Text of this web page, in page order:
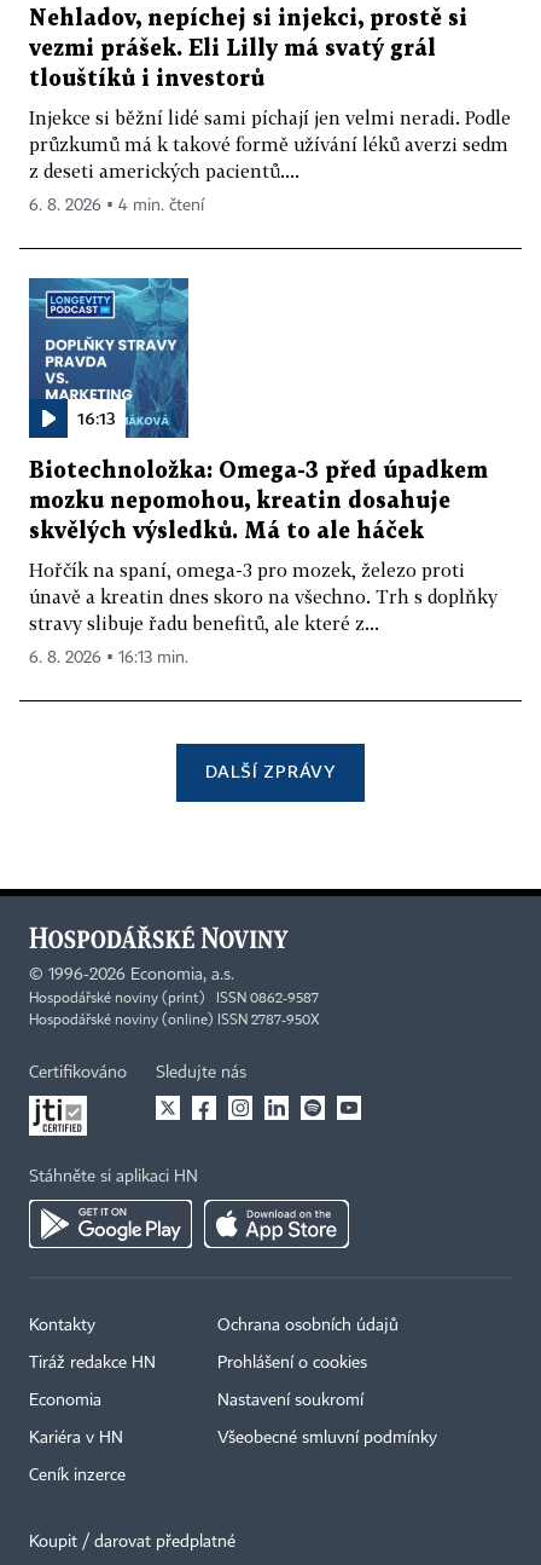
Nehladov, nepíchej si injekci, prostě si
vezmi prášek. Eli Lilly má svatý grál
tlouštíků i investorů
Injekce si běžní lidé sami píchají jen velmi neradi. Podle
průzkumů má k takové formě užívání léků averzi sedm
z deseti amerických pacientů....
6. 8. 2026 ▪ 4 min. čtení
16:13
Biotechnoložka: Omega-3 před úpadkem
mozku nepomohou, kreatin dosahuje
skvělých výsledků. Má to ale háček
Hořčík na spaní, omega-3 pro mozek, železo proti
únavě a kreatin dnes skoro na všechno. Trh s doplňky
stravy slibuje řadu benefitů, ale které z...
6. 8. 2026 ▪ 16:13 min.
DALŠÍ ZPRÁVY
© 1996-2026 Economia, a.s.
Hospodářské noviny (print) ISSN 0862-9587
Hospodářské noviny (online) ISSN 2787-950X
Certifikováno Sledujte nás
Stáhněte si aplikaci HN
Kontakty
Tiráž redakce HN
Economia
Kariéra v HN
Ceník inzerce
Ochrana osobních údajů
Prohlášení o cookies
Nastavení soukromí
Všeobecné smluvní podmínky
Koupit / darovat předplatné